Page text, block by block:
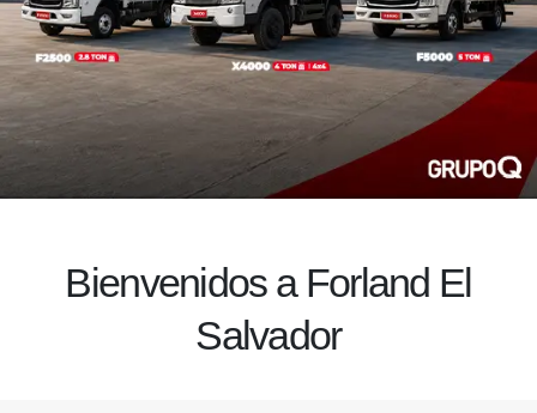
Bienvenidos a Forland El
Salvador